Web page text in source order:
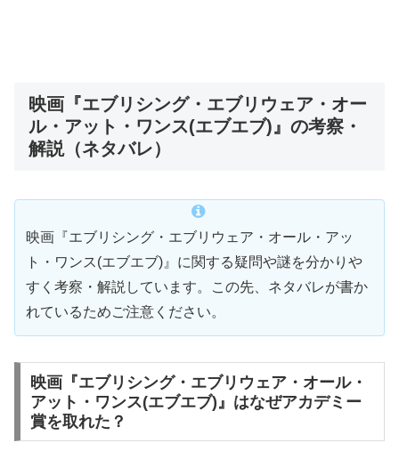
映画『エブリシング・エブリウェア・オー
ル・アット・ワンス(エブエブ)』の考察・
解説（ネタバレ）
映画『エブリシング・エブリウェア・オール・アッ
ト・ワンス(エブエブ)』に関する疑問や謎を分かりや
すく考察・解説しています。この先、ネタバレが書か
れているためご注意ください。
映画『エブリシング・エブリウェア・オール・
アット・ワンス(エブエブ)』はなぜアカデミー
賞を取れた？